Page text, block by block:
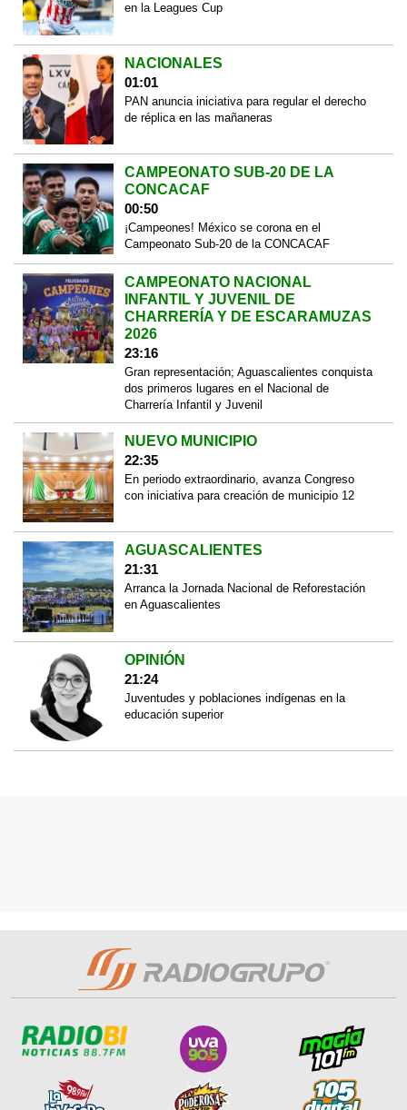
en la Leagues Cup
NACIONALES
01:01
PAN anuncia iniciativa para regular el derecho
de réplica en las mañaneras
CAMPEONATO SUB-20 DE LA
CONCACAF
00:50
¡Campeones! México se corona en el
Campeonato Sub-20 de la CONCACAF
CAMPEONATO NACIONAL
INFANTIL Y JUVENIL DE
CHARRERÍA Y DE ESCARAMUZAS
2026
23:16
Gran representación; Aguascalientes conquista
dos primeros lugares en el Nacional de
Charrería Infantil y Juvenil
NUEVO MUNICIPIO
22:35
En periodo extraordinario, avanza Congreso
con iniciativa para creación de municipio 12
AGUASCALIENTES
21:31
Arranca la Jornada Nacional de Reforestación
en Aguascalientes
OPINIÓN
21:24
Juventudes y poblaciones indígenas en la
educación superior